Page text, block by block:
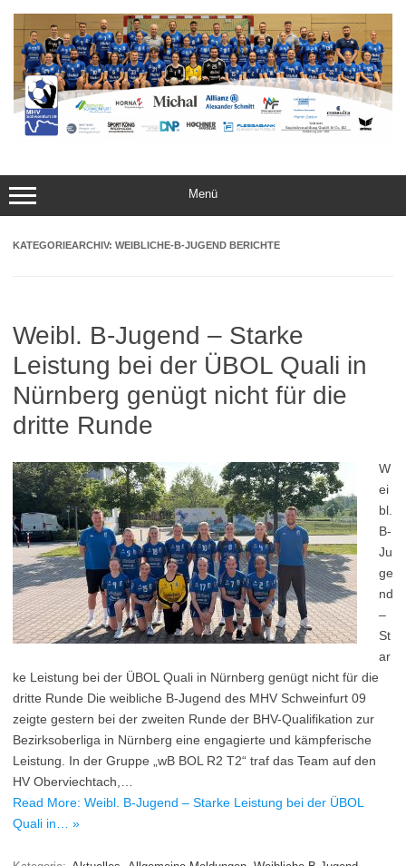
Inhalt
springen
Menü
KATEGORIEARCHIV: WEIBLICHE-B-JUGEND BERICHTE
Weibl. B-Jugend – Starke
Leistung bei der ÜBOL Quali in
Nürnberg genügt nicht für die
dritte Runde
W
ei
bl.
B-
Ju
ge
nd
–
St
ar
ke Leistung bei der ÜBOL Quali in Nürnberg genügt nicht für die
dritte Runde Die weibliche B-Jugend des MHV Schweinfurt 09
zeigte gestern bei der zweiten Runde der BHV-Qualifikation zur
Bezirksoberliga in Nürnberg eine engagierte und kämpferische
Leistung. In der Gruppe „wB BOL R2 T2“ traf das Team auf den
HV Oberviechtach,…
Read More: Weibl. B-Jugend – Starke Leistung bei der ÜBOL
Quali in… »